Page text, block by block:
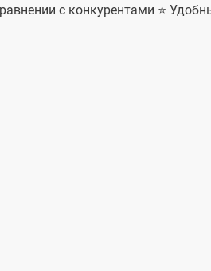
с конкурентами ⭐